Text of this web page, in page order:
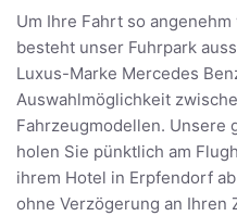
Um Ihre Fahrt so
besteht unser Fuhrpark
Luxus-Marke Mercedes
Auswahlmöglichkeit
Fahrzeugmodellen. Unsere
holen Sie pünktlich am
ihrem Hotel in Erpfendorf
ohne Verzögerung an Ihren